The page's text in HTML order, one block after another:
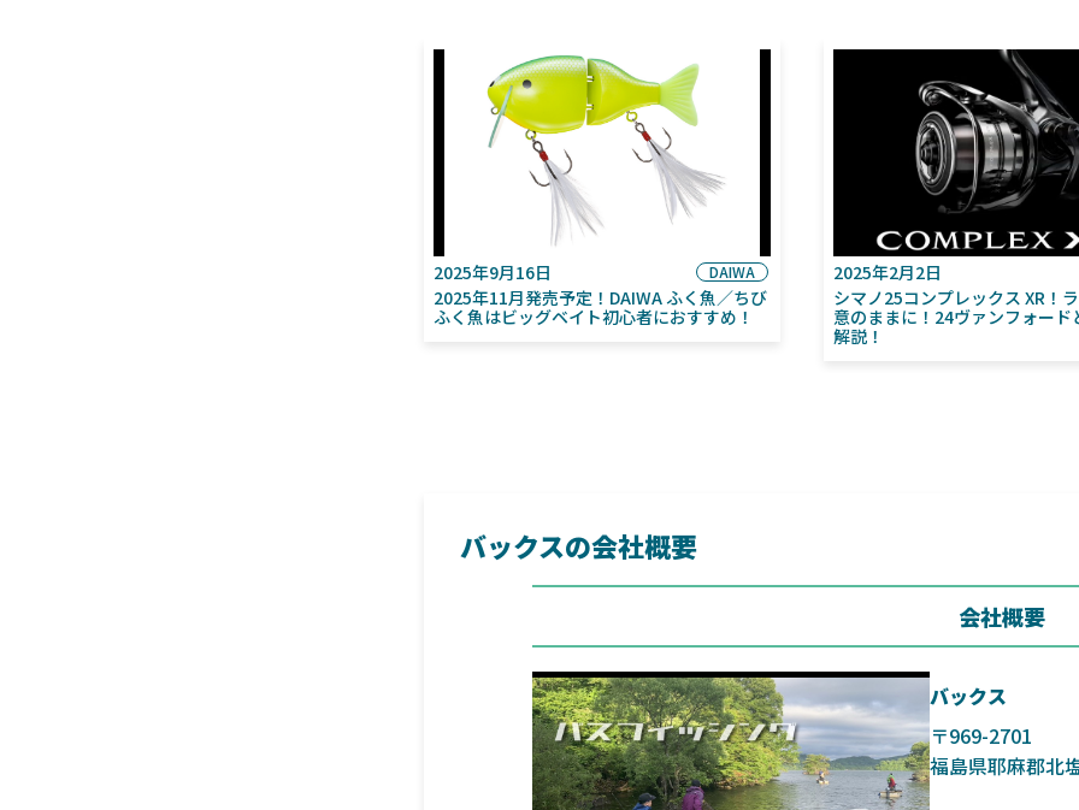
2025年9月16日 DAIWA
2025年11月発売予定！DAIWA ふく魚／ちび
ふく魚はビッグベイト初心者におすすめ！
2025年2月2日
シマノ25コンプレックス XR！
意のままに！24ヴァンフォード
解説！
バックスの会社概要
会社概要
バックス
〒969-2701
福島県耶麻郡北